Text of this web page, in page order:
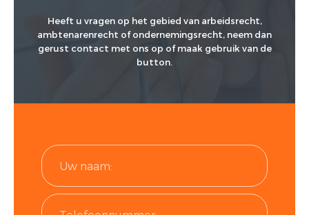
Heeft u vragen op het gebied van arbeidsrecht,
ambtenarenrecht of ondernemingsrecht, neem dan
gerust contact met ons op of maak gebruik van de
button.